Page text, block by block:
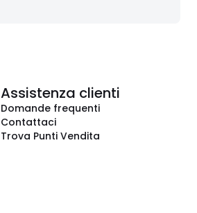
Assistenza clienti
Domande frequenti
Contattaci
Trova Punti Vendita